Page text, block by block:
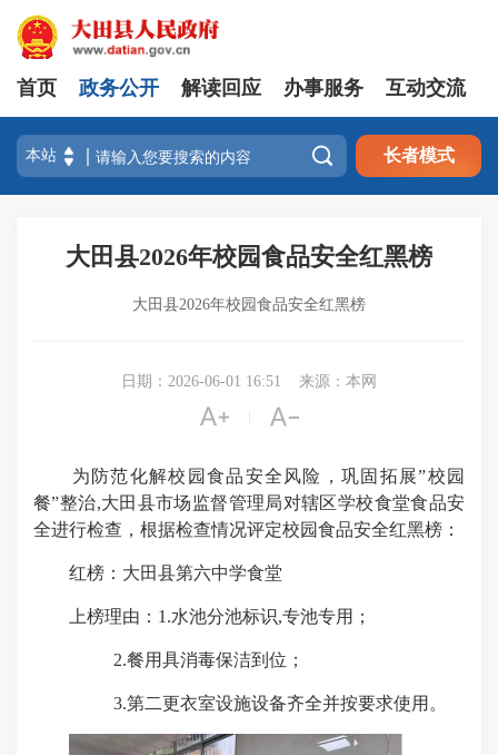
首页 政务公开 解读回应 办事服务 互动交流
 长者模式
大田县2026年校园食品安全红黑榜
大田县2026年校园食品安全红黑榜
日期：2026-06-01 16:51 来源：本网
 
为防范化解校园食品安全风险，巩固拓展”校园
餐”整治,大田县市场监督管理局对辖区学校食堂食品安
全进行检查，根据检查情况评定校园食品安全红黑榜：
红榜：大田县第六中学食堂
上榜理由： 1.水池分池标识,专池专用；
2.餐用具消毒保洁到位；
3.第二更衣室设施设备齐全并按要求使用。